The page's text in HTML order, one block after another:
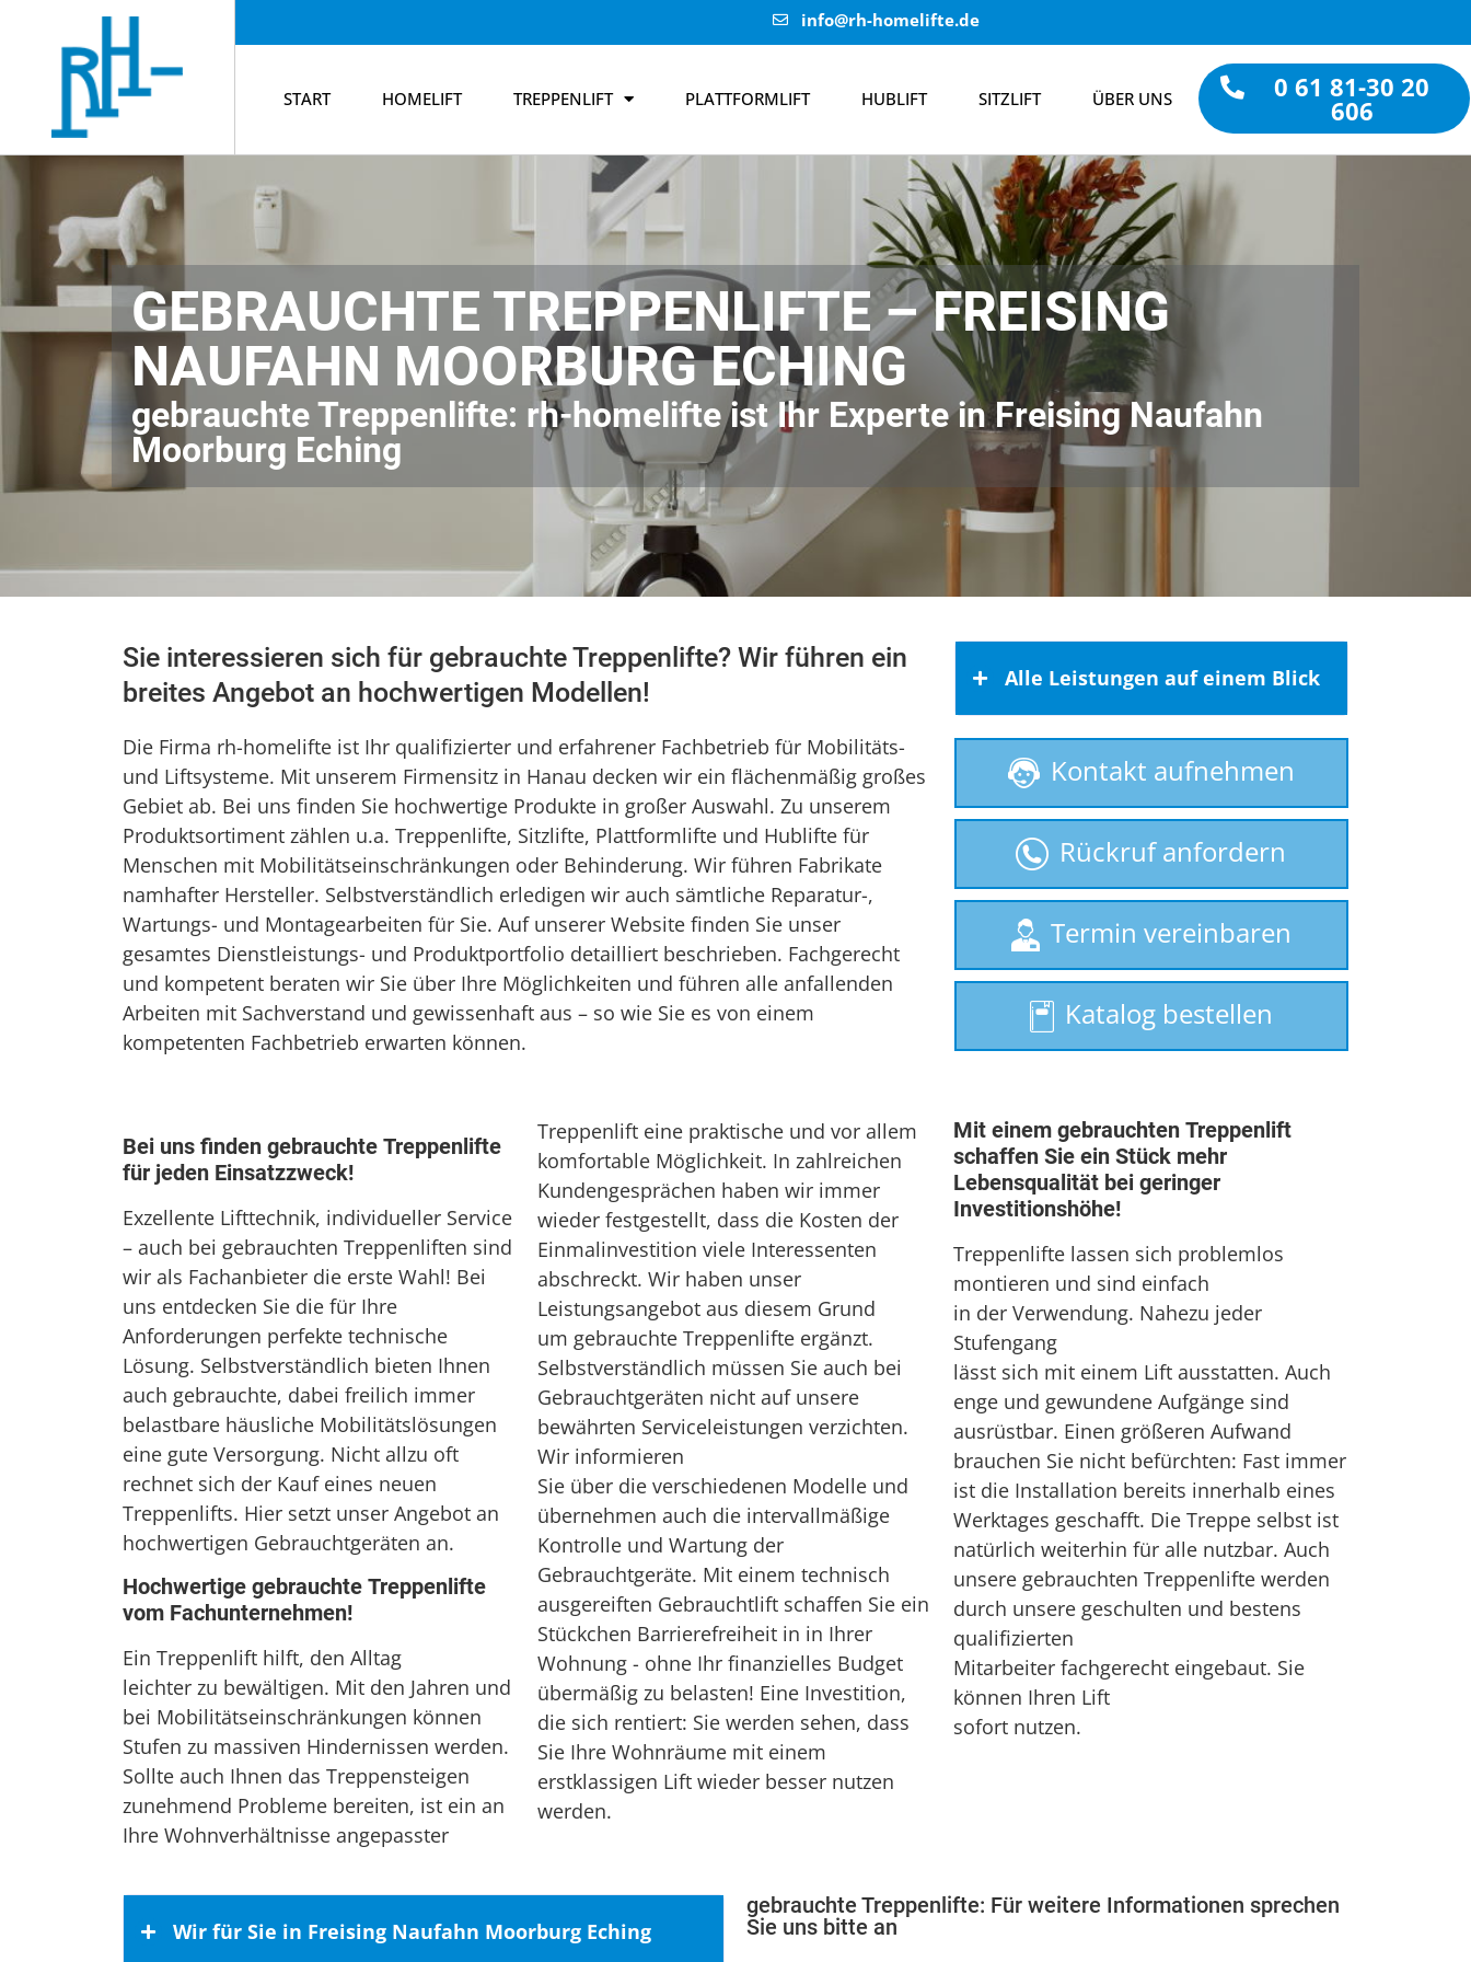
info@rh-homelifte.de
START HOMELIFT TREPPENLIFT PLATTFORMLIFT HUBLIFT SITZLIFT ÜBER UNS 0 61 81-30 20
606
GEBRAUCHTE TREPPENLIFTE – FREISING
NAUFAHN MOORBURG ECHING
gebrauchte Treppenlifte: rh-homelifte ist Ihr Experte in Freising Naufahn
Moorburg Eching
Sie interessieren sich für gebrauchte Treppenlifte? Wir führen ein
breites Angebot an hochwertigen Modellen!
Die Firma rh-homelifte ist Ihr qualifizierter und erfahrener Fachbetrieb für Mobilitäts-
und Liftsysteme. Mit unserem Firmensitz in Hanau decken wir ein flächenmäßig großes
Gebiet ab. Bei uns finden Sie hochwertige Produkte in großer Auswahl. Zu unserem
Produktsortiment zählen u.a. Treppenlifte, Sitzlifte, Plattformlifte und Hublifte für
Menschen mit Mobilitätseinschränkungen oder Behinderung. Wir führen Fabrikate
namhafter Hersteller. Selbstverständlich erledigen wir auch sämtliche Reparatur-,
Wartungs- und Montagearbeiten für Sie. Auf unserer Website finden Sie unser
gesamtes Dienstleistungs- und Produktportfolio detailliert beschrieben. Fachgerecht
und kompetent beraten wir Sie über Ihre Möglichkeiten und führen alle anfallenden
Arbeiten mit Sachverstand und gewissenhaft aus – so wie Sie es von einem
kompetenten Fachbetrieb erwarten können.
Alle Leistungen auf einem Blick
Behindertenlift
Homelift
Hublift
Plattformlift
Seniorenlift
Sitzlift
Treppenaufzug
Treppenlift
Treppenlift mieten
Kontakt aufnehmen
Rückruf anfordern
Termin vereinbaren
Katalog bestellen
Bei uns finden gebrauchte Treppenlifte
für jeden Einsatzzweck!
Exzellente Lifttechnik, individueller Service
– auch bei gebrauchten Treppenliften sind
wir als Fachanbieter die erste Wahl! Bei
uns entdecken Sie die für Ihre
Anforderungen perfekte technische
Lösung. Selbstverständlich bieten Ihnen
auch gebrauchte, dabei freilich immer
belastbare häusliche Mobilitätslösungen
eine gute Versorgung. Nicht allzu oft
rechnet sich der Kauf eines neuen
Treppenlifts. Hier setzt unser Angebot an
hochwertigen Gebrauchtgeräten an.
Hochwertige gebrauchte Treppenlifte
vom Fachunternehmen!
Ein Treppenlift hilft, den Alltag
leichter zu bewältigen. Mit den Jahren und
bei Mobilitätseinschränkungen können
Stufen zu massiven Hindernissen werden.
Sollte auch Ihnen das Treppensteigen
zunehmend Probleme bereiten, ist ein an
Ihre Wohnverhältnisse angepasster
Treppenlift eine praktische und vor allem
komfortable Möglichkeit. In zahlreichen
Kundengesprächen haben wir immer
wieder festgestellt, dass die Kosten der
Einmalinvestition viele Interessenten
abschreckt. Wir haben unser
Leistungsangebot aus diesem Grund
um gebrauchte Treppenlifte ergänzt.
Selbstverständlich müssen Sie auch bei
Gebrauchtgeräten nicht auf unsere
bewährten Serviceleistungen verzichten.
Wir informieren
Sie über die verschiedenen Modelle und
übernehmen auch die intervallmäßige
Kontrolle und Wartung der
Gebrauchtgeräte. Mit einem technisch
ausgereiften Gebrauchtlift schaffen Sie ein
Stückchen Barrierefreiheit in in Ihrer
Wohnung - ohne Ihr finanzielles Budget
übermäßig zu belasten! Eine Investition,
die sich rentiert: Sie werden sehen, dass
Sie Ihre Wohnräume mit einem
erstklassigen Lift wieder besser nutzen
werden.
Mit einem gebrauchten Treppenlift
schaffen Sie ein Stück mehr
Lebensqualität bei geringer
Investitionshöhe!
Treppenlifte lassen sich problemlos
montieren und sind einfach
in der Verwendung. Nahezu jeder
Stufengang
lässt sich mit einem Lift ausstatten. Auch
enge und gewundene Aufgänge sind
ausrüstbar. Einen größeren Aufwand
brauchen Sie nicht befürchten: Fast immer
ist die Installation bereits innerhalb eines
Werktages geschafft. Die Treppe selbst ist
natürlich weiterhin für alle nutzbar. Auch
unsere gebrauchten Treppenlifte werden
durch unsere geschulten und bestens
qualifizierten
Mitarbeiter fachgerecht eingebaut. Sie
können Ihren Lift
sofort nutzen.
Wir für Sie in Freising Naufahn Moorburg Eching
gebrauchte Treppenlifte: Für weitere Informationen sprechen
Sie uns bitte an